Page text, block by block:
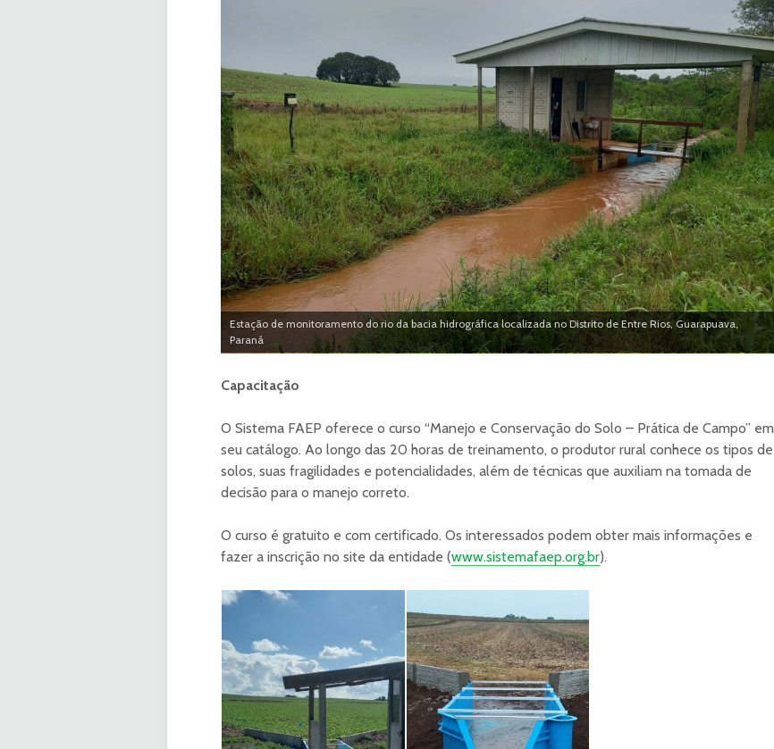
Estação de monitoramento do rio da bacia hidrográfica localizada no Distrito de Entre Rios, Guarapuava,
Paraná
Capacitação
O Sistema FAEP oferece o curso “Manejo e Conservação do Solo – Prática de Campo” em
seu catálogo. Ao longo das 20 horas de treinamento, o produtor rural conhece os tipos de
solos, suas fragilidades e potencialidades, além de técnicas que auxiliam na tomada de
decisão para o manejo correto.
O curso é gratuito e com certificado. Os interessados podem obter mais informações e
fazer a inscrição no site da entidade (www.sistemafaep.org.br).